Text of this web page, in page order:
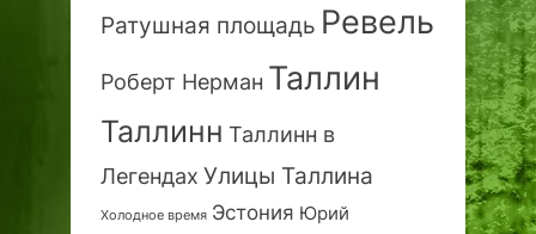
Ратушная площадь Ревель
Роберт Нерман Таллин
Таллинн Таллинн в
Легендах Улицы Таллина
Холодное время Эстония Юрий